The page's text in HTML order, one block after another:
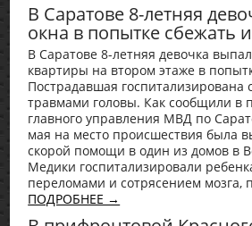
В Саратове 8-летняя
окна в попытке сбежать
В Саратове 8-летняя девочка
квартиры на втором этаже в
Пострадавшая госпитализирована
травмами головы. Как сообщили в
главного управления МВД по
мая на место происшествия была
скорой помощи в один из домов в
Медики госпитализировали
переломами и сотрясением мозга,
ПОДРОБНЕЕ →